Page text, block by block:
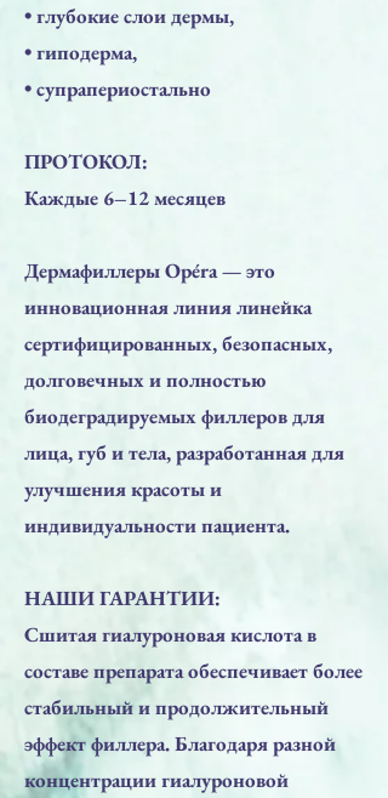
• глубокие слои дермы,
• гиподерма,
• супрапериостально
ПРОТОКОЛ:
Каждые 6–12 месяцев
Дермафиллеры Opéra — это
инновационная линия линейка
сертифицированных, безопасных,
долговечных и полностью
биодеградируемых филлеров для
лица, губ и тела, разработанная для
улучшения красоты и
индивидуальности пациента.
НАШИ ГАРАНТИИ:
Сшитая гиалуроновая кислота в
составе препарата обеспечивает более
стабильный и продолжительный
эффект филлера. Благодаря разной
концентрации гиалуроновой